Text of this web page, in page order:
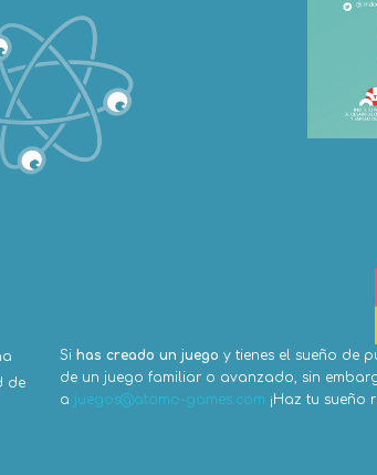
de
Si has creado un juego y tienes el sueño de
de un juego familiar o avanzado, sin
a juegos@atomo-games.com ¡Haz tu sueño